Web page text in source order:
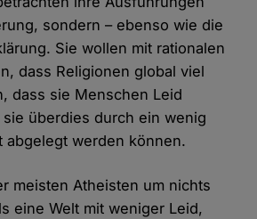
sondern – ebenso wie die
Sie wollen mit rationalen
dass Religionen global viel
dass sie Menschen Leid
überdies durch ein wenig
abgelegt werden können.
meisten Atheisten um nichts
eine Welt mit weniger Leid,